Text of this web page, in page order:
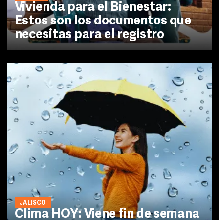
Vivienda para el Bienestar:
Estos son los documentos que
necesitas para el registro
JALISCO
Clima HOY: Viene fin de semana